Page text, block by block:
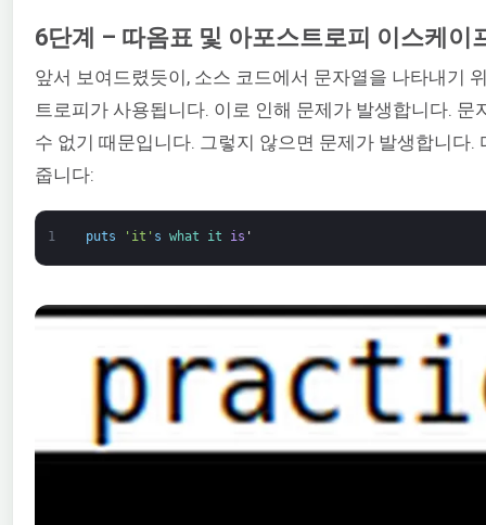
6단계 – 따옴표 및 아포스트로피 이스케이
앞서 보여드렸듯이, 소스 코드에서 문자열을 나타내기
트로피가 사용됩니다. 이로 인해 문제가 발생합니다. 문
수 없기 때문입니다. 그렇지 않으면 문제가 발생합니다.
줍니다:
1 puts 'it' s what it is '